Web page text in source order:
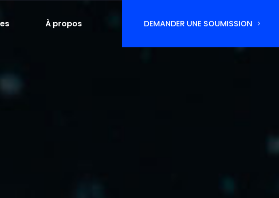
À propos DEMANDER UNE SOUMISSION